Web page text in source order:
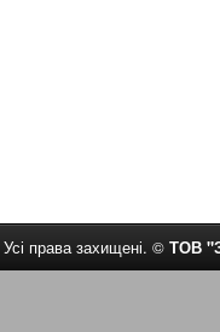
Усі права захищені. © ТОВ